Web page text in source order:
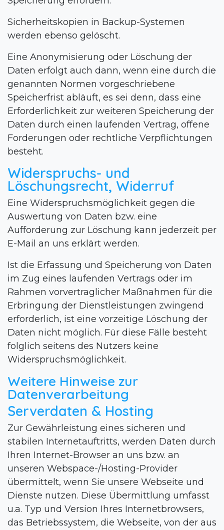
Sicherheitskopien in Backup-Systemen
werden ebenso gelöscht.
Eine Anonymisierung oder Löschung der
Daten erfolgt auch dann, wenn eine durch die
genannten Normen vorgeschriebene
Speicherfrist abläuft, es sei denn, dass eine
Erforderlichkeit zur weiteren Speicherung der
Daten durch einen laufenden Vertrag, offene
Forderungen oder rechtliche Verpflichtungen
besteht.
Widerspruchs- und
Löschungsrecht, Widerruf
Eine Widerspruchsmöglichkeit gegen die
Auswertung von Daten bzw. eine
Aufforderung zur Löschung kann jederzeit per
E-Mail an uns erklärt werden.
Ist die Erfassung und Speicherung von Daten
im Zug eines laufenden Vertrags oder im
Rahmen vorvertraglicher Maßnahmen für die
Erbringung der Dienstleistungen zwingend
erforderlich, ist eine vorzeitige Löschung der
Daten nicht möglich. Für diese Fälle besteht
folglich seitens des Nutzers keine
Widerspruchsmöglichkeit.
Weitere Hinweise zur
Datenverarbeitung
Serverdaten & Hosting
Zur Gewährleistung eines sicheren und
stabilen Internetauftritts, werden Daten durch
Ihren Internet-Browser an uns bzw. an
unseren Webspace-/Hosting-Provider
übermittelt, wenn Sie unsere Webseite und
Dienste nutzen. Diese Übermittlung umfasst
u.a. Typ und Version Ihres Internetbrowsers,
das Betriebssystem, die Webseite, von der aus